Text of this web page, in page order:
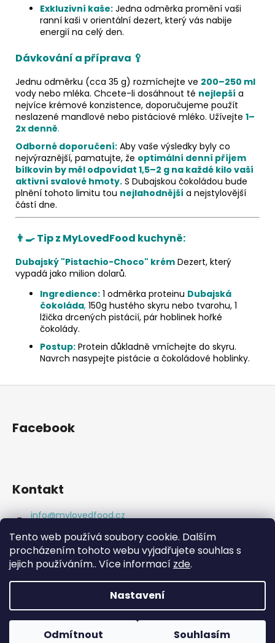
Tento web používá soubory cookie. Dalším
procházením tohoto webu vyjadřujete souhlas s
jejich používáním.. Více informací zde.
Nastavení
Odmítnout Souhlasím
Exkluzivní kaše: Jedna odměrka promění vaši
ranní kaši v orientální dezert, který vás nabije
energií na celý den.
Dávkování a příprava 🥄
Jednu odměrku (cca 35 g) rozmíchejte ve 200–250 ml
vody nebo mléka. Chcete-li dosáhnout té nejlepší a
nejvíce krémové konzistence, doporučujeme použít
neslazené mandlové nebo pistáciové mléko. Užívejte 1–
2x denně.
Odborné doporučení: Aby vaše výsledky byly co
nejvýraznější, pamatujte, že optimální denní příjem
bílkovin by měl odpovídat 1,5–2 g na každé kilo vaší
aktivní svalové hmoty. S Dubajskou čokoládou bude
plnění tohoto limitu tou nejlahodnější a nejstylovější
částí dne.
👨‍🍳 Tip z MyLovedFood kuchyně:
Dubajský "Pistachio-Choco" krém Dezert, který
vypadá jako milion dolarů.
Ingredience: 1 odměrka proteinu Dubajská
čokoláda, 150g hustého skyru nebo tvarohu, 1
lžička drcených pistácií, pár hoblinek hořké
čokolády.
Postup: Protein důkladně vmíchejte do skyru.
Navrch nasypejte pistácie a čokoládové hoblinky.
Z
Facebook
Kontakt
info@mylovedfood.cz
https://www.facebook.com/eatgoodlookgreat
mylovedfood.cz/
Copyright 2026My Loved Food. Všechna práva
vyhrazena.
Upravit nastavení cookies